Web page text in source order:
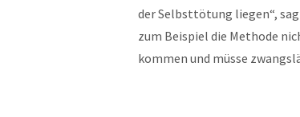
der Selbsttötung liegen“,
zum Beispiel die Methode
kommen und müsse